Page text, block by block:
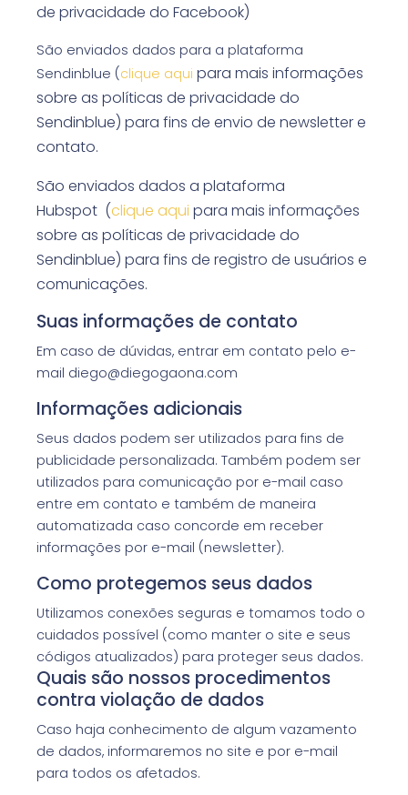
de privacidade do Facebook)
São enviados dados para a plataforma
Sendinblue (clique aqui para mais informações
sobre as políticas de privacidade do
Sendinblue) para fins de envio de newsletter e
contato.
São enviados dados a plataforma
Hubspot (clique aqui para mais informações
sobre as políticas de privacidade do
Sendinblue) para fins de registro de usuários e
comunicações.
Suas informações de contato
Em caso de dúvidas, entrar em contato pelo e-
mail diego@diegogaona.com
Informações adicionais
Seus dados podem ser utilizados para fins de
publicidade personalizada. Também podem ser
utilizados para comunicação por e-mail caso
entre em contato e também de maneira
automatizada caso concorde em receber
informações por e-mail (newsletter).
Como protegemos seus dados
Utilizamos conexões seguras e tomamos todo o
cuidados possível (como manter o site e seus
códigos atualizados) para proteger seus dados.
Quais são nossos procedimentos
contra violação de dados
Caso haja conhecimento de algum vazamento
de dados, informaremos no site e por e-mail
para todos os afetados.